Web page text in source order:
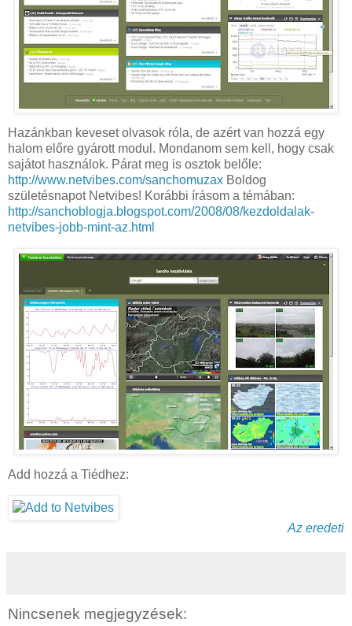
Hazánkban keveset olvasok róla, de azért van hozzá egy
halom előre gyárott modul. Mondanom sem kell, hogy csak
sajátot használok. Párat meg is osztok belőle:
http://www.netvibes.com/sanchomuzax Boldog
születésnapot Netvibes! Korábbi írásom a témában:
http://sanchoblogja.blogspot.com/2008/08/kezdoldalak-
netvibes-jobb-mint-az.html
Add hozzá a Tiédhez:
Az eredeti
Nincsenek megjegyzések: